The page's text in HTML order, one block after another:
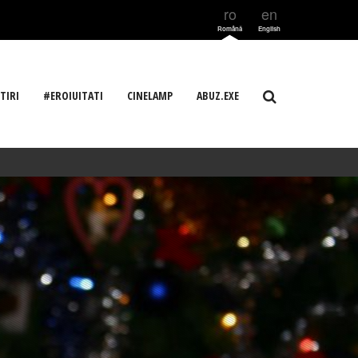
ro
Română
en
English
#EROIUITATI CINELAMP ABUZ.EXE